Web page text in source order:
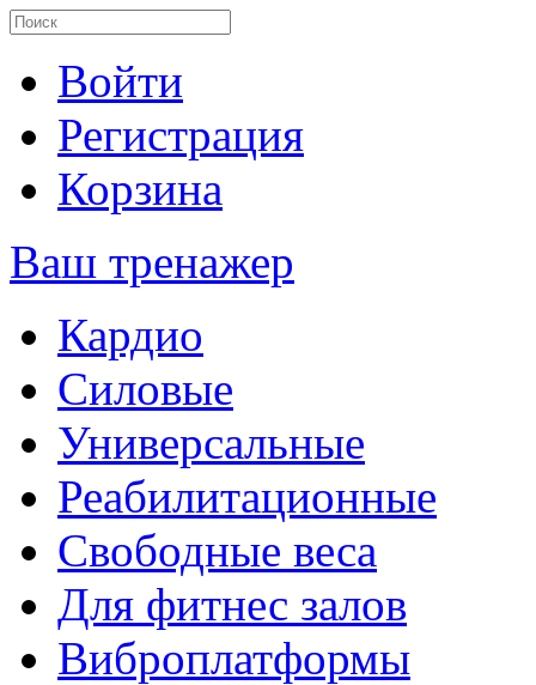
Войти
Регистрация
Корзина
Ваш тренажер
Кардио
Силовые
Универсальные
Реабилитационные
Свободные веса
Для фитнес залов
Виброплатформы